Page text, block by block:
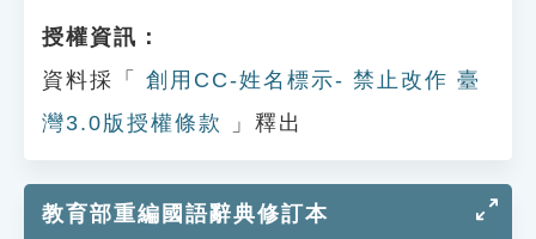
授權資訊：
資料採「
創用CC-姓名標示- 禁止改作 臺
灣3.0版授權條款
」釋出
教育部重編國語辭典修訂本